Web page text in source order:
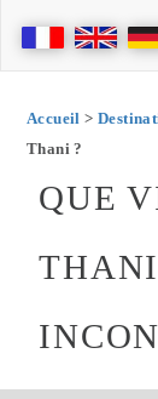
Accueil >
Thani ?
QUE